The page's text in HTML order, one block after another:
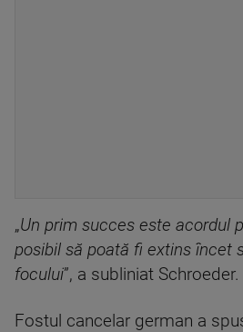
„Un prim succes este acordul
posibil să poată fi extins încet
focului”, a subliniat Schroeder.
Fostul cancelar german a